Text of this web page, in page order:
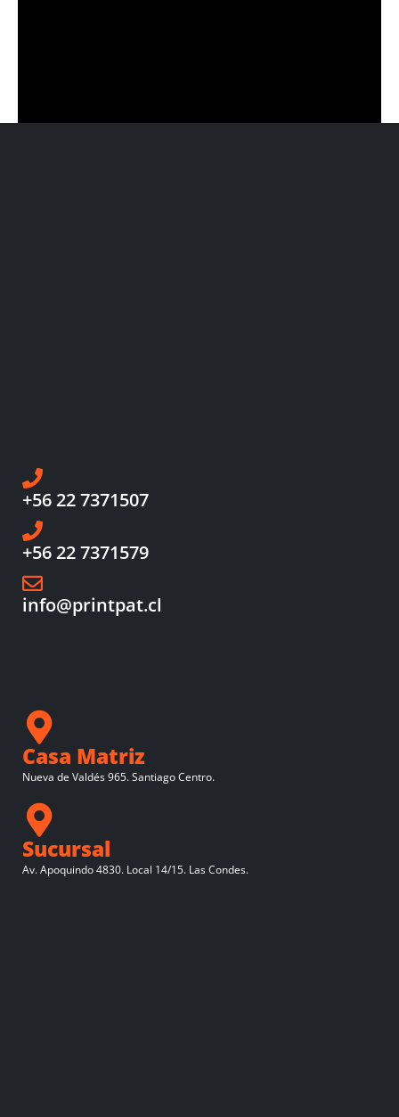
+56 22 7371507
+56 22 7371579
info@printpat.cl
Casa Matriz
Nueva de Valdés 965. Santiago Centro.
Sucursal
Av. Apoquindo 4830. Local 14/15. Las Condes.